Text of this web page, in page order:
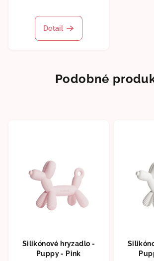
Detail
Podobné
Silikónové hryzadlo -
Puppy - Pink